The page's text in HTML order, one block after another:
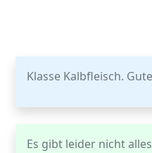
Klasse Kalbfleisch.
Es gibt leider nicht